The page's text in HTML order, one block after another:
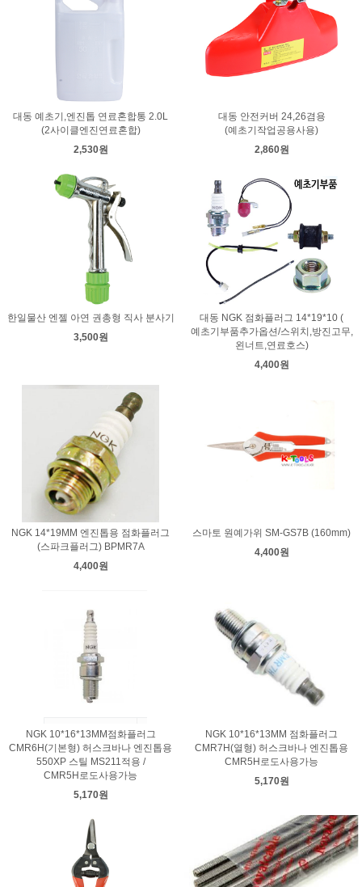
대동 예초기,엔진톱 연료혼합통 2.0L
(2사이클엔진연료혼합)
2,530원
대동 안전커버 24,26겸용
(예초기작업공용사용)
2,860원
한일물산 엔젤 아연 권총형 직사 분사기
3,500원
대동 NGK 점화플러그 14*19*10 (
예초기부품추가옵션/스위치,방진고무,
왼너트,연료호스)
4,400원
NGK 14*19MM 엔진톱용 점화플러그
(스파크플러그) BPMR7A
4,400원
스마토 원예가위 SM-GS7B (160mm)
4,400원
NGK 10*16*13MM점화플러그
CMR6H(기본형) 허스크바나 엔진톱용
550XP 스틸 MS211적용 /
CMR5H로도사용가능
5,170원
NGK 10*16*13MM 점화플러그
CMR7H(열형) 허스크바나 엔진톱용
CMR5H로도사용가능
5,170원